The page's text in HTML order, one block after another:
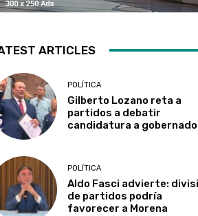
ARTICLES
POLÍTICA
Gilberto Lozano reta a
partidos a debatir
candidatura a
POLÍTICA
Aldo Fasci advierte:
de partidos podría
favorecer a Morena